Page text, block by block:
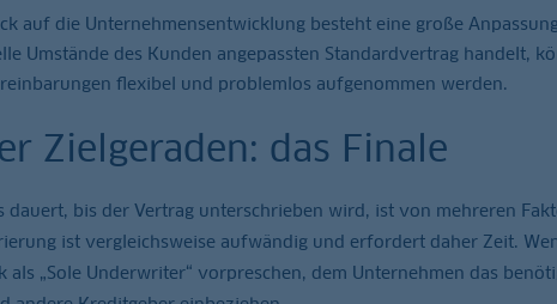
auf die Unternehmensentwicklung besteht eine große
Umstände des Kunden angepassten Standardvertrag handelt,
flexibel und problemlos aufgenommen werden.
Zielgeraden: das Finale
dauert, bis der Vertrag unterschrieben wird, ist von mehreren
ist vergleichsweise aufwändig und erfordert daher Zeit.
als „Sole Underwriter“ vorpreschen, dem Unternehmen das